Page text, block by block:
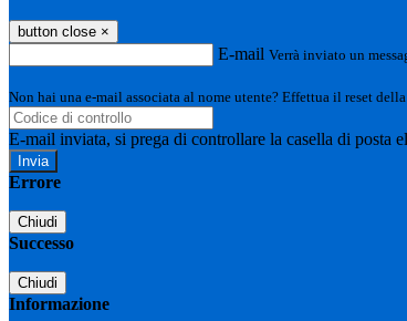
button close ×
E-mail Verrà inviato un
Non hai una e-mail associata al nome utente? Effettua il reset
E-mail inviata, si prega di controllare la casella di posta
Errore
Chiudi
Successo
Chiudi
Informazione